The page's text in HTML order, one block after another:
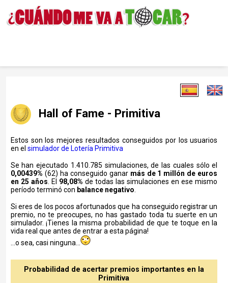
Hall of Fame - Primitiva
Estos son los mejores resultados conseguidos por los usuarios
en el simulador de Lotería Primitiva
Se han ejecutado 1.410.785 simulaciones, de las cuales sólo el
0,00439% (62) ha conseguido ganar más de 1 millón de euros
en 25 años . El 98,08% de todas las simulaciones en ese mismo
período terminó con balance negativo
Si eres de los pocos afortunados que ha conseguido registrar un
premio, no te preocupes, no has gastado toda tu suerte en un
simulador. ¡Tienes la misma probabilidad de que te toque en la
vida real que antes de entrar a esta página!
...o sea, casi ninguna...
Probabilidad de acertar premios importantes en la
Primitiva